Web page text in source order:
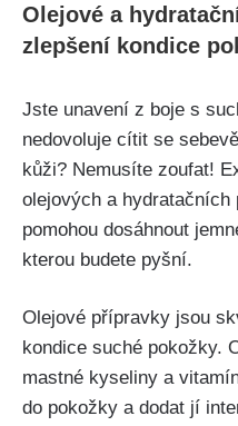
Olejové a
⁣zlepšení ⁢kondice
Jste unavení ⁤z boje⁤ s
nedovoluje‍ cítit se
kůži? Nemusíte zoufat!
olejových a
pomohou dosáhnout
kterou budete pyšní.
Olejové⁣ přípravky jsou
kondice suché pokožky.
mastné kyseliny a
do pokožky a dodat ⁢jí